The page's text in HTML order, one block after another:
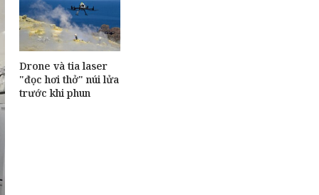
Drone và tia laser
"đọc hơi thở" núi lửa
trước khi phun